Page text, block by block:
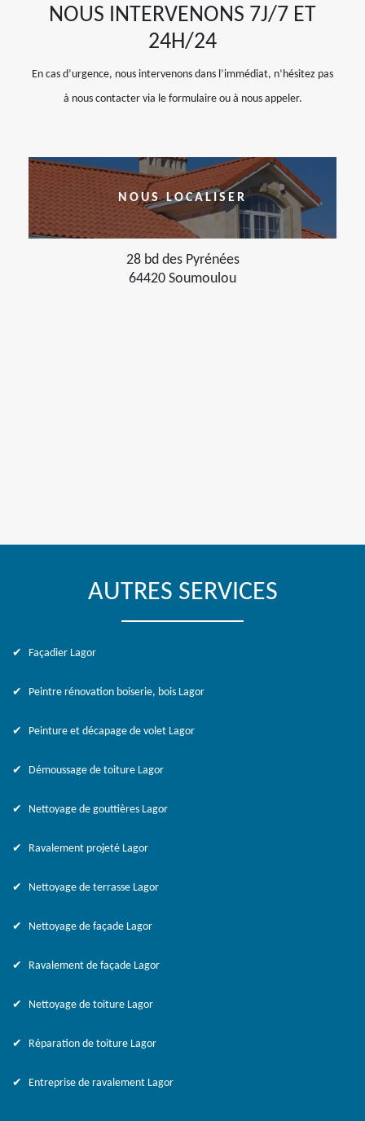
NOUS INTERVENONS 7J/7 ET
24H/24
En cas d’urgence, nous intervenons dans l’immédiat, n’hésitez pas
à nous contacter via le formulaire ou à nous appeler.
NOUS LOCALISER
28 bd des Pyrénées
64420 Soumoulou
AUTRES SERVICES
Façadier Lagor
Peintre rénovation boiserie, bois Lagor
Peinture et décapage de volet Lagor
Démoussage de toiture Lagor
Nettoyage de gouttières Lagor
Ravalement projeté Lagor
Nettoyage de terrasse Lagor
Nettoyage de façade Lagor
Ravalement de façade Lagor
Nettoyage de toiture Lagor
Réparation de toiture Lagor
Entreprise de ravalement Lagor